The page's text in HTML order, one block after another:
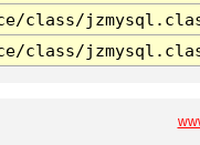
class/
class/